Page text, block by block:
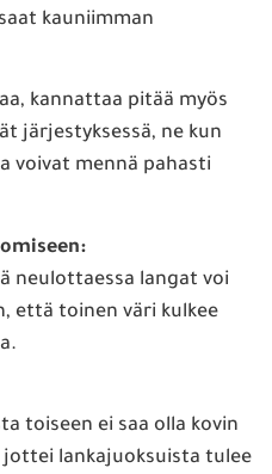
kauniimman
kannattaa pitää myös
järjestyksessä, ne kun
voivat mennä pahasti
neulottaessa langat voi
että toinen väri kulkee
toiseen ei saa olla kovin
lankajuoksuista tulee